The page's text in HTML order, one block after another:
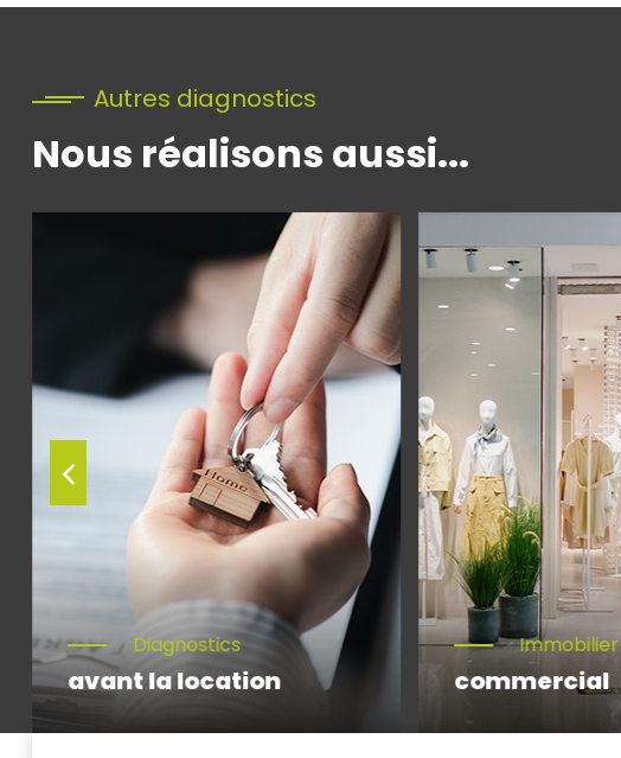
Autres diagnostics
Nous réalisons aussi...
Diagnostics
avant la location
Immobilier
commercial